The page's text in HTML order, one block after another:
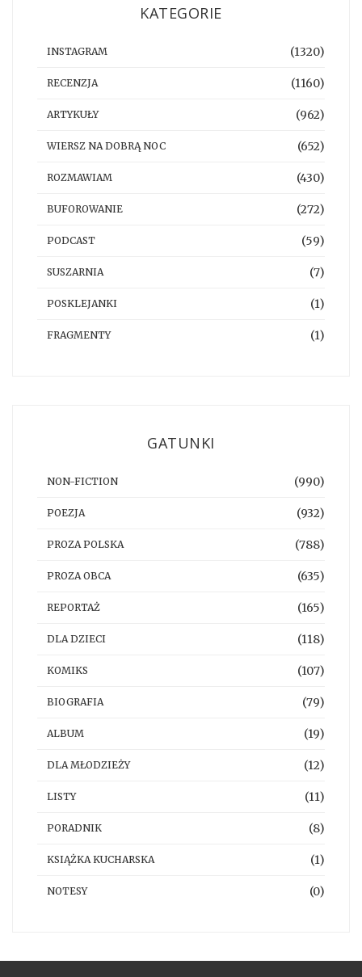
KATEGORIE
INSTAGRAM (1320)
RECENZJA (1160)
ARTYKUŁY (962)
WIERSZ NA DOBRĄ NOC (652)
ROZMAWIAM (430)
BUFOROWANIE (272)
PODCAST (59)
SUSZARNIA (7)
POSKLEJANKI (1)
FRAGMENTY (1)
GATUNKI
NON-FICTION (990)
POEZJA (932)
PROZA POLSKA (788)
PROZA OBCA (635)
REPORTAŻ (165)
DLA DZIECI (118)
KOMIKS (107)
BIOGRAFIA (79)
ALBUM (19)
DLA MŁODZIEŻY (12)
LISTY (11)
PORADNIK (8)
KSIĄŻKA KUCHARSKA (1)
NOTESY (0)